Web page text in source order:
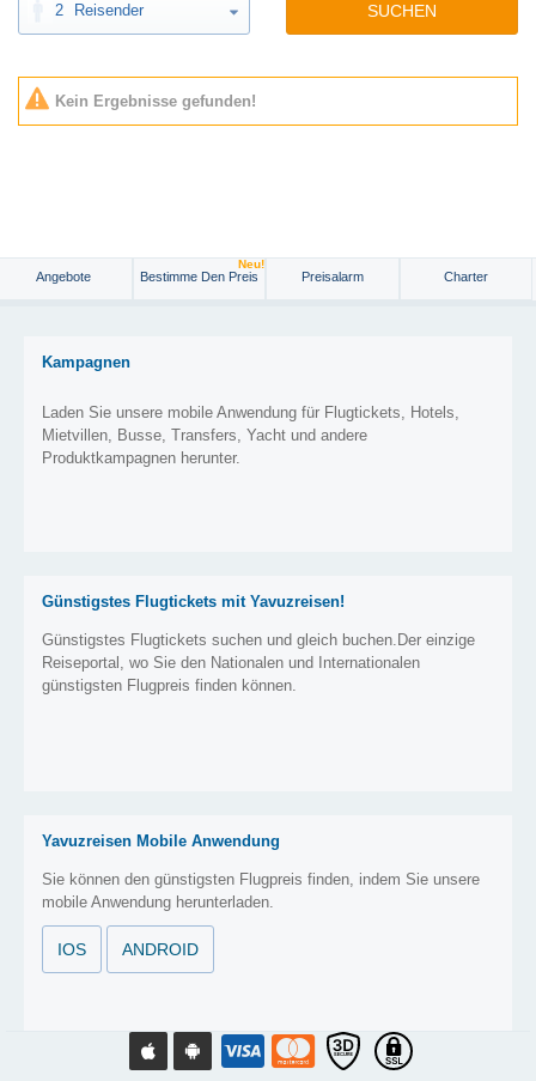
2 Reisender SUCHEN
Kein Ergebnisse gefunden!
Angebote Bestimme Den Preis
Neu!
Preisalarm Charter
Kampagnen
Laden Sie unsere mobile Anwendung für Flugtickets, Hotels,
Mietvillen, Busse, Transfers, Yacht und andere
Produktkampagnen herunter.
Günstigstes Flugtickets mit Yavuzreisen!
Günstigstes Flugtickets suchen und gleich buchen.Der einzige
Reiseportal, wo Sie den Nationalen und Internationalen
günstigsten Flugpreis finden können.
Yavuzreisen Mobile Anwendung
Sie können den günstigsten Flugpreis finden, indem Sie unsere
mobile Anwendung herunterladen.
IOS ANDROID